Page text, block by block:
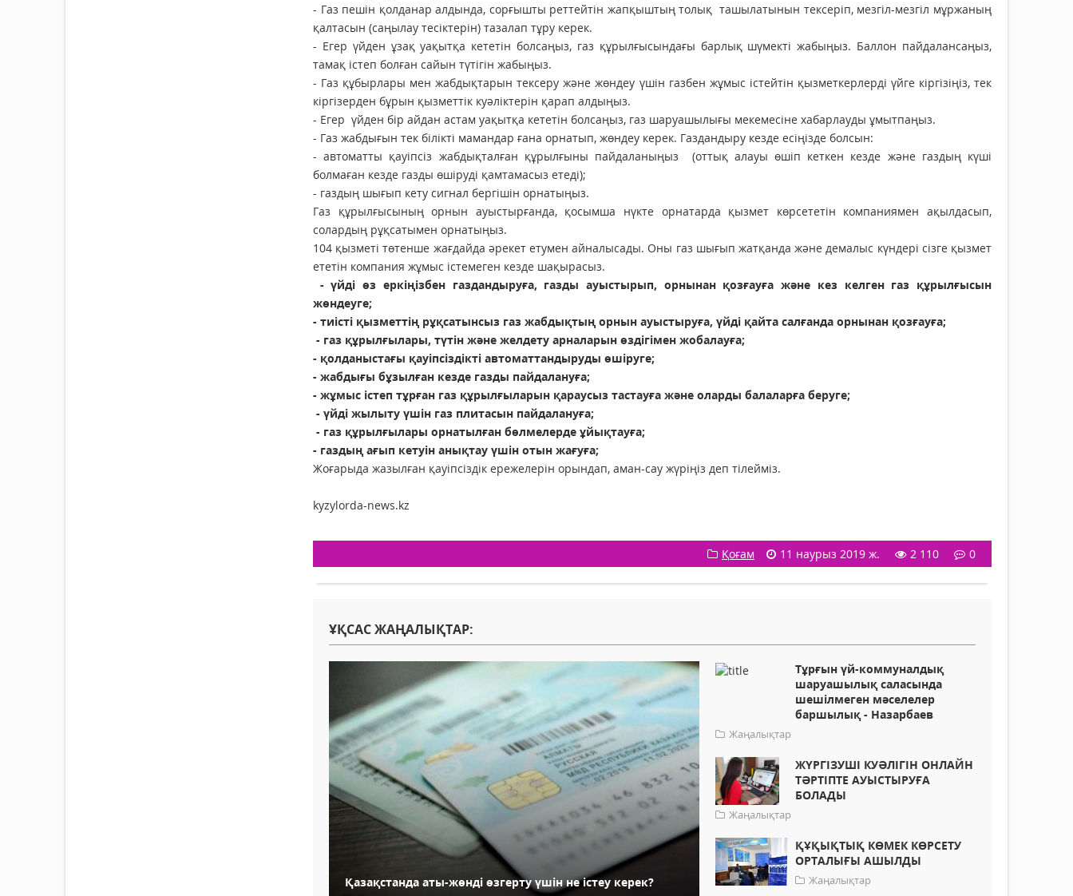
- Газ пешін қолданар алдында, сорғышты реттейтін жапқыштың толық ташылатынын тексеріп, мезгіл-мезгіл мұржаның
қалтасын (саңылау тесіктерін) тазалап тұру керек.
- Егер үйден ұзақ уақытқа кететін болсаңыз, газ құрылғысындағы барлық шүмекті жабыңыз. Баллон пайдалансаңыз,
тамақ істеп болған сайын түтігін жабыңыз.
- Газ құбырлары мен жабдықтарын тексеру және жөндеу үшін газбен жұмыс істейтін қызметкерлерді үйге кіргізіңіз, тек
кіргізерден бұрын қызметтік куәліктерін қарап алдыңыз.
- Егер үйден бір айдан астам уақытқа кететін болсаңыз, газ шаруашылығы мекемесіне хабарлауды ұмытпаңыз.
- Газ жабдығын тек білікті мамандар ғана орнатып, жөндеу керек. Газдандыру кезде есіңізде болсын:
- автоматты қауіпсіз жабдықталған құрылғыны пайдаланыңыз (оттық алауы өшіп кеткен кезде және газдың күші
болмаған кезде газды өшіруді қамтамасыз етеді);
- газдың шығып кету сигнал бергішін орнатыңыз.
Газ құрылғысының орнын ауыстырғанда, қосымша нүкте орнатарда қызмет көрсететін компаниямен ақылдасып,
солардың рұқсатымен орнатыңыз.
104 қызметі төтенше жағдайда әрекет етумен айналысады. Оны газ шығып жатқанда және демалыс күндері сізге қызмет
ететін компания жұмыс істемеген кезде шақырасыз.
- үйді өз еркіңізбен газдандыруға, газды ауыстырып, орнынан қозғауға және кез келген газ құрылғысын
жөндеуге;
- тиісті қызметтің рұқсатынсыз газ жабдықтың орнын ауыстыруға, үйді қайта салғанда орнынан қозғауға;
- газ құрылғылары, түтін және желдету арналарын өздігімен жобалауға;
- қолданыстағы қауіпсіздікті автоматтандыруды өшіруге;
- жабдығы бұзылған кезде газды пайдалануға;
- жұмыс істеп тұрған газ құрылғыларын қараусыз тастауға және оларды балаларға беруге;
- үйді жылыту үшін газ плитасын пайдалануға;
- газ құрылғылары орнатылған бөлмелерде ұйықтауға;
- газдың ағып кетуін анықтау үшін отын жағуға;
Жоғарыда жазылған қауіпсіздік ережелерін орындап, аман-сау жүріңіз деп тілейміз.
kyzylorda-news.kz
Қоғам 11 наурыз 2019 ж. 2 110 0
ҰҚСАС ЖАҢАЛЫҚТАР:
Қазақстанда аты-жөнді өзгерту үшін не істеу керек?
Тұрғын үй-коммуналдық
шаруашылық саласында
шешілмеген мәселелер
баршылық - Назарбаев
Жаңалықтар
ЖҮРГІЗУШІ КУӘЛІГІН ОНЛАЙН
ТӘРТІПТЕ АУЫСТЫРУҒА
БОЛАДЫ
Жаңалықтар
ҚҰҚЫҚТЫҚ КӨМЕК КӨРСЕТУ
ОРТАЛЫҒЫ АШЫЛДЫ
Жаңалықтар